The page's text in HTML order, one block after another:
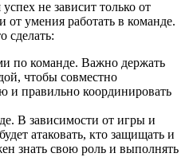
не зависит только от
умения работать в команде.
сделать:
по команде. Важно держать
чтобы совместно
и правильно координировать
В зависимости от игры и
атаковать, кто защищать и
знать свою роль и выполнять